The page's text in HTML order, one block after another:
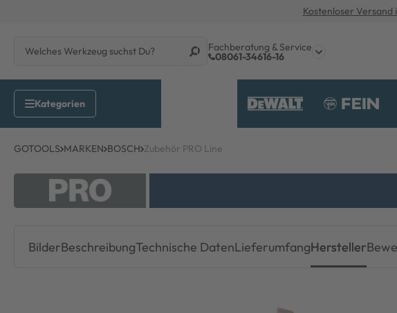
Kostenloser Versand
Fachberatung & Service
08061-34616-16
GOTOOLS MARKEN BOSCH Zubehör PRO Line
BilderBeschreibungTechnische DatenLieferumfangHersteller